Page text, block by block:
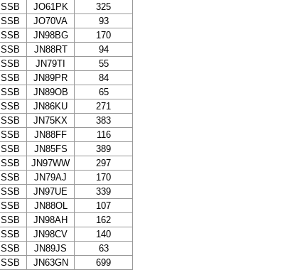
SSB JO61PK
325
SSB JO70VA
93
SSB JN98BG
170
SSB JN88RT
94
SSB JN79TI
55
SSB JN89PR
84
SSB JN89OB
65
SSB JN86KU
271
SSB JN75KX
383
SSB JN88FF
116
SSB JN85FS
389
SSB JN97WW
297
SSB JN79AJ
170
SSB JN97UE
339
SSB JN88OL
107
SSB JN98AH
162
SSB JN98CV
140
SSB JN89JS
63
SSB JN63GN
699